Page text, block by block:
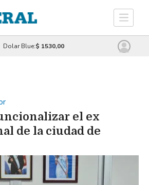
Dolar Blue:$ 1530,00
el ex
de la ciudad de